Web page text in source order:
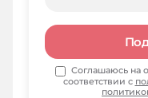
Соглашаюсь на
соответствии с